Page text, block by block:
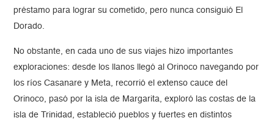
préstamo para lograr su cometido, pero nunca consiguió El
Dorado.
No obstante, en cada uno de sus viajes hizo importantes
exploraciones: desde los llanos llegó al Orinoco navegando por
los ríos Casanare y Meta, recorrió el extenso cauce del
Orinoco, pasó por la isla de Margarita, exploró las costas de la
isla de Trinidad, estableció pueblos y fuertes en distintos